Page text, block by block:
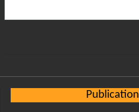
Publication